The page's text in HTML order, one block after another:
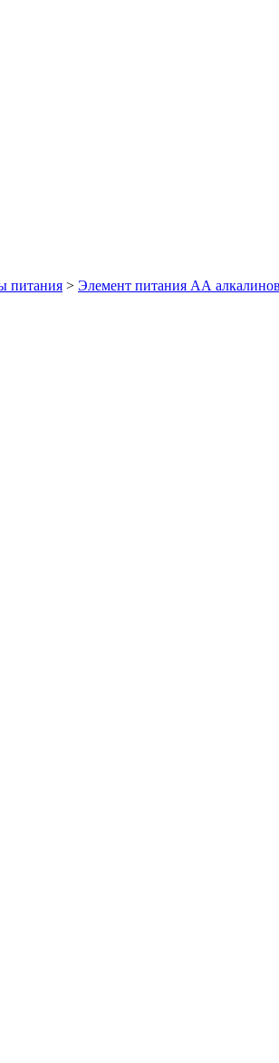
питания > Элемент питания АА